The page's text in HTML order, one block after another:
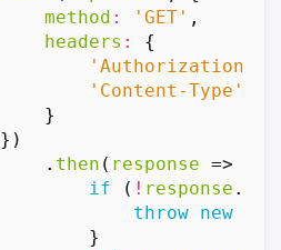
method : 'GET' ,
headers :
{
'Authorization'
'Content-Type'
}
})
. then ( response =>
if
( ! response .
throw new
}